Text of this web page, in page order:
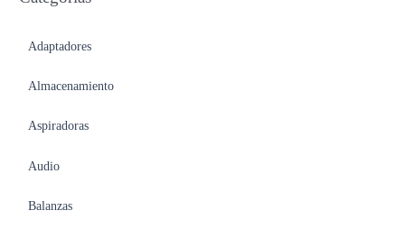
Adaptadores
Almacenamiento
Aspiradoras
Audio
Balanzas